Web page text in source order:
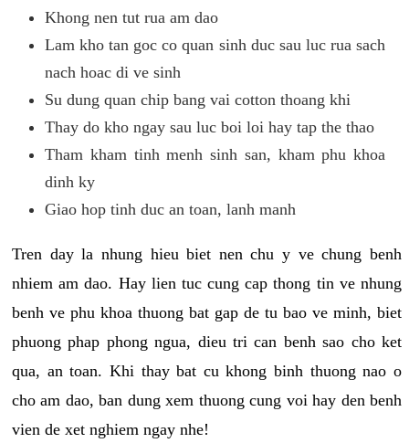
Khong nen tut rua am dao
Lam kho tan goc co quan sinh duc sau luc rua sach
nach hoac di ve sinh
Su dung quan chip bang vai cotton thoang khi
Thay do kho ngay sau luc boi loi hay tap the thao
Tham kham tinh menh sinh san, kham phu khoa
dinh ky
Giao hop tinh duc an toan, lanh manh
Tren day la nhung hieu biet nen chu y ve chung benh
nhiem am dao. Hay lien tuc cung cap thong tin ve nhung
benh ve phu khoa thuong bat gap de tu bao ve minh, biet
phuong phap phong ngua, dieu tri can benh sao cho ket
qua, an toan. Khi thay bat cu khong binh thuong nao o
cho am dao, ban dung xem thuong cung voi hay den benh
vien de xet nghiem ngay nhe!